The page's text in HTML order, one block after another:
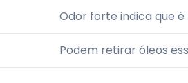
Odor forte indica que
Podem retirar óleos